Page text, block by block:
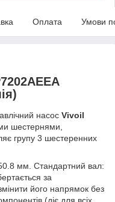
Оплата Умови
насос Vivoil
шестернями,
групу 3 шестеренних
мм. Стандартний вал:
за
його напрямок без